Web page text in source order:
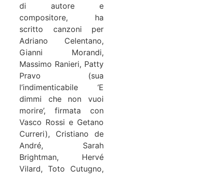
di autore e
compositore, ha
scritto canzoni per
Adriano Celentano,
Gianni Morandi,
Massimo Ranieri, Patty
Pravo (sua
l’indimenticabile ‘E
dimmi che non vuoi
morire’, firmata con
Vasco Rossi e Getano
Curreri), Cristiano de
André, Sarah
Brightman, Hervé
Vilard, Toto Cutugno,